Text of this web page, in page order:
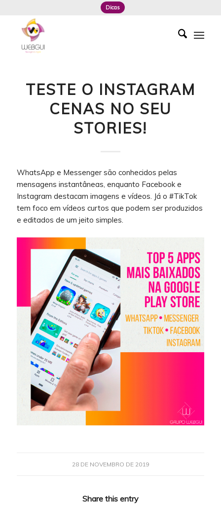
Dicas
TESTE O INSTAGRAM
CENAS NO SEU
STORIES!
WhatsApp e Messenger são conhecidos pelas
mensagens instantâneas, enquanto Facebook e
Instagram destacam imagens e vídeos. Já o #TikTok
tem foco em vídeos curtos que podem ser produzidos
e editados de um jeito simples.
28 DE NOVEMBRO DE 2019
Share this entry